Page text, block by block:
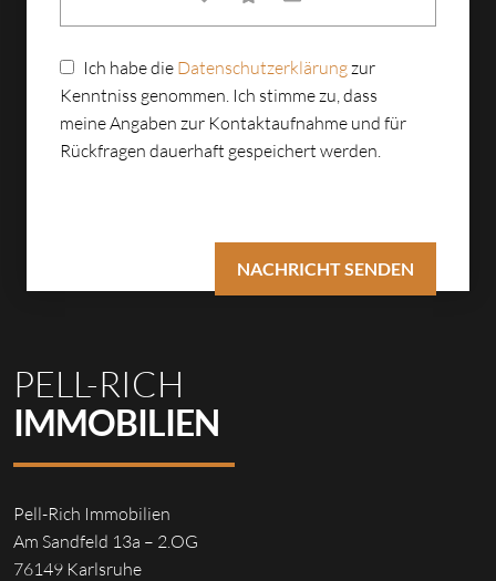
Ich habe die Datenschutzerklärungzur
Kenntniss genommen. Ich stimme zu, dass
meine Angaben zur Kontaktaufnahme und für
Rückfragen dauerhaft gespeichert werden.
PELL-RICH
IMMOBILIEN
Pell-Rich Immobilien
Am Sandfeld 13a – 2.OG
76149 Karlsruhe